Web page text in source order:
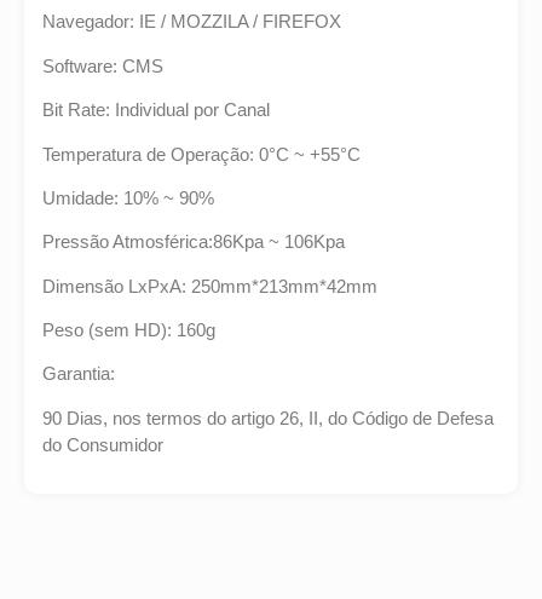
Navegador: IE / MOZZILA / FIREFOX
Software: CMS
Bit Rate: Individual por Canal
Temperatura de Operação: 0°C ~ +55°C
Umidade: 10% ~ 90%
Pressão Atmosférica:86Kpa ~ 106Kpa
Dimensão LxPxA: 250mm*213mm*42mm
Peso (sem HD): 160g
Garantia:
90 Dias, nos termos do artigo 26, II, do Código de Defesa
do Consumidor